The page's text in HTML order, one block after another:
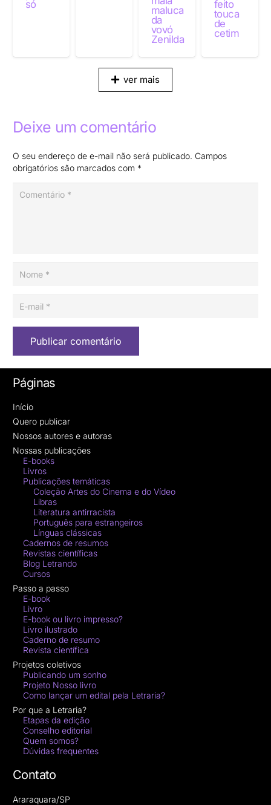
só
maluca
da
vovó
Zenilda
feito
touca
de
cetim
ver mais
Deixe um comentário
O seu endereço de e-mail não será publicado. Campos
obrigatórios são marcados com *
Publicar comentário
Páginas
Início
Quero publicar
Nossos autores e autoras
Nossas publicações
E-books
Livros
Publicações temáticas
Coleção Artes do Cinema e do Vídeo
Libras
Literatura antirracista
Português para estrangeiros
Línguas clássicas
Cadernos de resumos
Revistas científicas
Blog Letrando
Cursos
Passo a passo
E-book
Livro
E-book ou livro impresso?
Livro ilustrado
Caderno de resumo
Revista científica
Projetos coletivos
Publicando um sonho
Projeto Nosso livro
Como lançar um edital pela Letraria?
Por que a Letraria?
Etapas da edição
Conselho editorial
Quem somos?
Dúvidas frequentes
Contato
Araraquara/SP